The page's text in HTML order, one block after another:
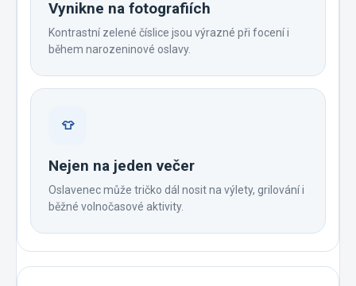
Vynikne na fotografiích
Kontrastní zelené číslice jsou výrazné při focení i
během narozeninové oslavy.
👕
Nejen na jeden večer
Oslavenec může tričko dál nosit na výlety, grilování i
běžné volnočasové aktivity.